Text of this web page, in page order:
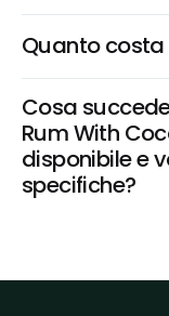
Quanto costa
Cosa
Rum With
disponibile e
specifiche?